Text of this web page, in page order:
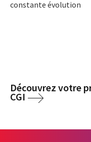
constante évolution
Découvrez votre
CGI